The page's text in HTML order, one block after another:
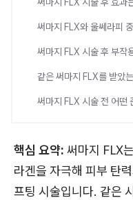
써마지 FLX와 울쎄라피
써마지 FLX 시술 후 부작
같은 써마지 FLX를 받았
써마지 FLX 시술 전 어떤
핵심 요약: 써마지 FLX
라겐을 자극해 피부 탄
프팅 시술입니다. 같은